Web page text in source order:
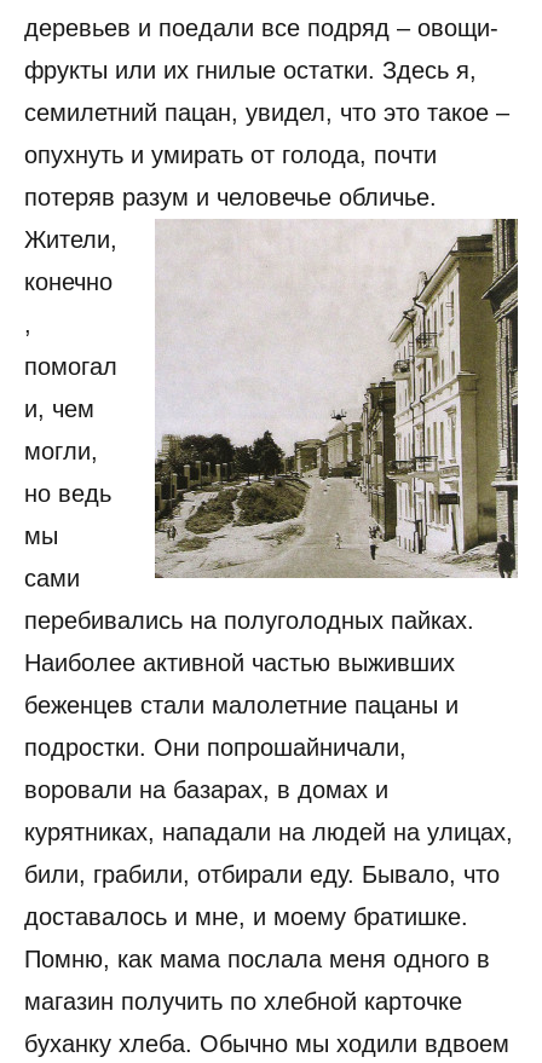
деревьев и поедали все подряд – овощи-
фрукты или их гнилые остатки. Здесь я,
семилетний пацан, увидел, что это такое –
опухнуть и умирать от голода, почти
потеряв разум и человечье обличье.
Жители,
конечно
,
помогал
и, чем
могли,
но ведь
мы
сами
перебивались на полуголодных пайках.
Наиболее активной частью выживших
беженцев стали малолетние пацаны и
подростки. Они попрошайничали,
воровали на базарах, в домах и
курятниках, нападали на людей на улицах,
били, грабили, отбирали еду. Бывало, что
доставалось и мне, и моему братишке.
Помню, как мама послала меня одного в
магазин получить по хлебной карточке
буханку хлеба. Обычно мы ходили вдвоем